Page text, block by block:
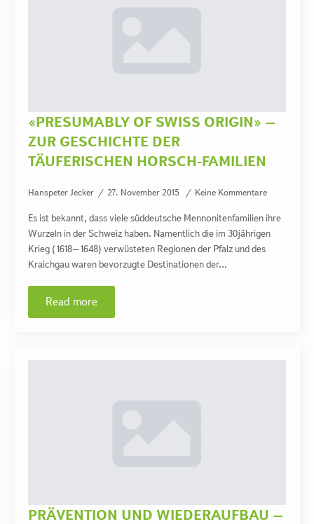
«PRESUMABLY OF SWISS ORIGIN» –
ZUR GESCHICHTE DER
TÄUFERISCHEN HORSCH-FAMILIEN
Hanspeter Jecker 27. November 2015 Keine Kommentare
Es ist bekannt, dass viele süddeutsche Mennonitenfamilien ihre
Wurzeln in der Schweiz haben. Namentlich die im 30jährigen
Krieg (1618–1648) verwüsteten Regionen der Pfalz und des
Kraichgau waren bevorzugte Destinationen der…
Read more
PRÄVENTION UND WIEDERAUFBAU –